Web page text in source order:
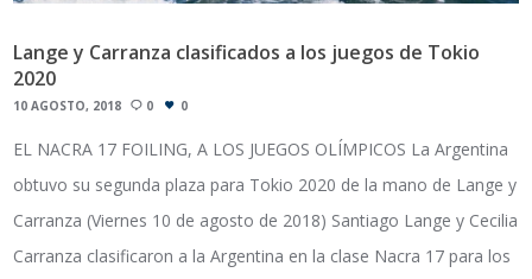
Lange y Carranza clasificados a los juegos de Tokio
2020
10 AGOSTO, 2018 0 0
EL NACRA 17 FOILING, A LOS JUEGOS OLÍMPICOS La Argentina
obtuvo su segunda plaza para Tokio 2020 de la mano de Lange y
Carranza (Viernes 10 de agosto de 2018) Santiago Lange y Cecilia
Carranza clasificaron a la Argentina en la clase Nacra 17 para los